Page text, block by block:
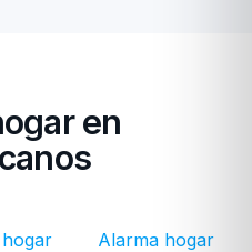
en
Alarma hogar